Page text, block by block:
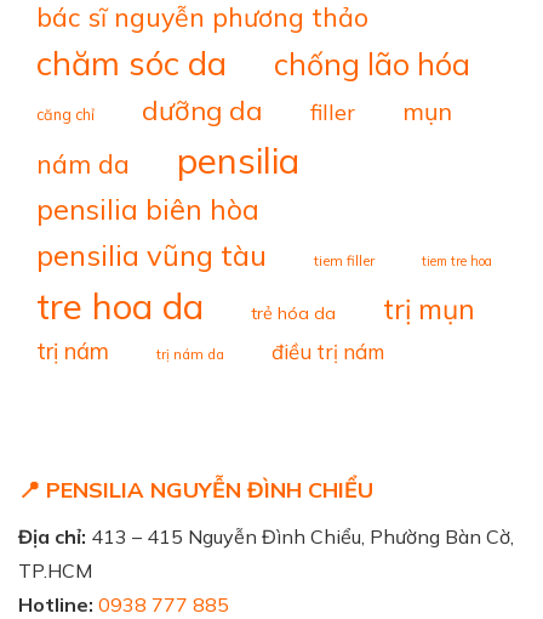
bác sĩ nguyễn phương thảo
chăm sóc da chống lão hóa
căng chỉ dưỡng da filler mụn
nám da pensilia
pensilia biên hòa
pensilia vũng tàu tiem filler tiem tre hoa
tre hoa da trẻ hóa da trị mụn
trị nám trị nám da điều trị nám
📍 PENSILIA NGUYỄN ĐÌNH CHIỂU
Địa chỉ: 413 – 415 Nguyễn Đình Chiểu, Phường Bàn Cờ,
TP.HCM
Hotline: 0938 777 885